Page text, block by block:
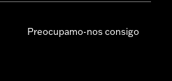
Preocupamo-nos consigo